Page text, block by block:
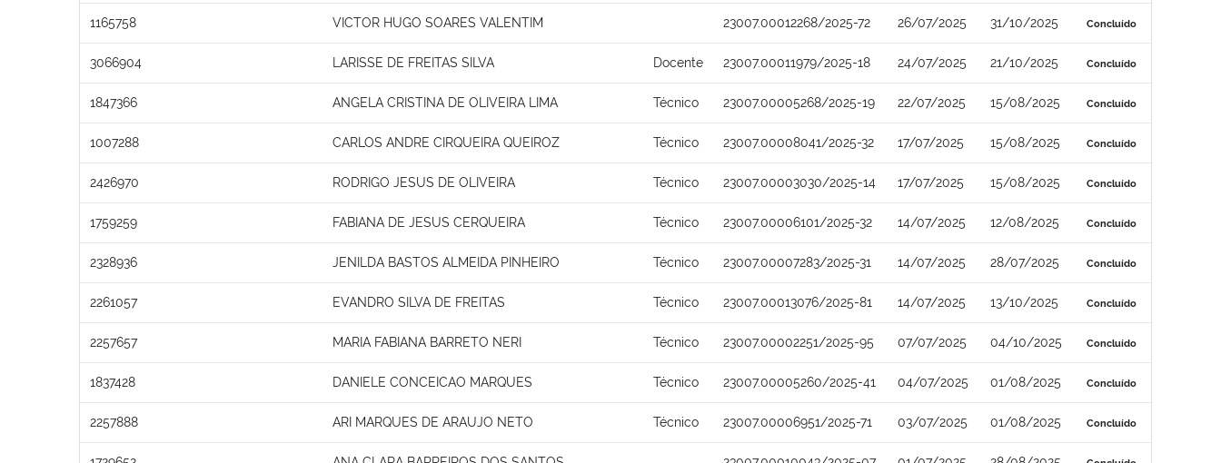
1165758 VICTOR HUGO SOARES VALENTIM 23007.00012268/2025-72 26/07/2025 31/10/2025 Concluído
3066904 LARISSE DE FREITAS SILVA Docente 23007.00011979/2025-18 24/07/2025 21/10/2025 Concluído
1847366 ANGELA CRISTINA DE OLIVEIRA LIMA Técnico 23007.00005268/2025-19 22/07/2025 15/08/2025 Concluído
1007288 CARLOS ANDRE CIRQUEIRA QUEIROZ Técnico 23007.00008041/2025-32 17/07/2025 15/08/2025 Concluído
2426970 RODRIGO JESUS DE OLIVEIRA Técnico 23007.00003030/2025-14 17/07/2025 15/08/2025 Concluído
1759259 FABIANA DE JESUS CERQUEIRA Técnico 23007.00006101/2025-32 14/07/2025 12/08/2025 Concluído
2328936 JENILDA BASTOS ALMEIDA PINHEIRO Técnico 23007.00007283/2025-31 14/07/2025 28/07/2025 Concluído
2261057 EVANDRO SILVA DE FREITAS Técnico 23007.00013076/2025-81 14/07/2025 13/10/2025 Concluído
2257657 MARIA FABIANA BARRETO NERI Técnico 23007.00002251/2025-95 07/07/2025 04/10/2025 Concluído
1837428 DANIELE CONCEICAO MARQUES Técnico 23007.00005260/2025-41 04/07/2025 01/08/2025 Concluído
2257888 ARI MARQUES DE ARAUJO NETO Técnico 23007.00006951/2025-71 03/07/2025 01/08/2025 Concluído